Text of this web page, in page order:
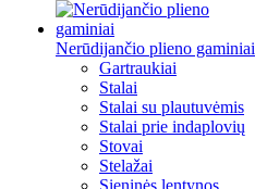
Nerūdijančio plieno gaminiai
Gartraukiai
Stalai
Stalai su plautuvėmis
Stalai prie indaplovių
Stovai
Stelažai
Sieninės lentynos